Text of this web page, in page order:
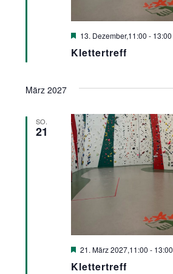
Klettertreff
Hervorgehoben
13. Dezember,11:00 - 13:00
März 2027
SO.
21
Klettertreff
Hervorgehoben
21. März 2027,11:00 - 13:00